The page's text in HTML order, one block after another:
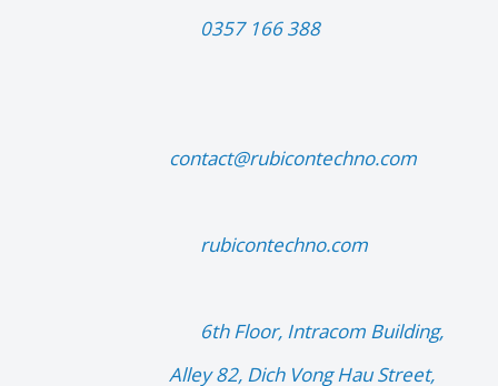
0357 166 388
contact@rubicontechno.com
rubicontechno.com
6th Floor, Intracom Building,
Alley 82, Dich Vong Hau Street,